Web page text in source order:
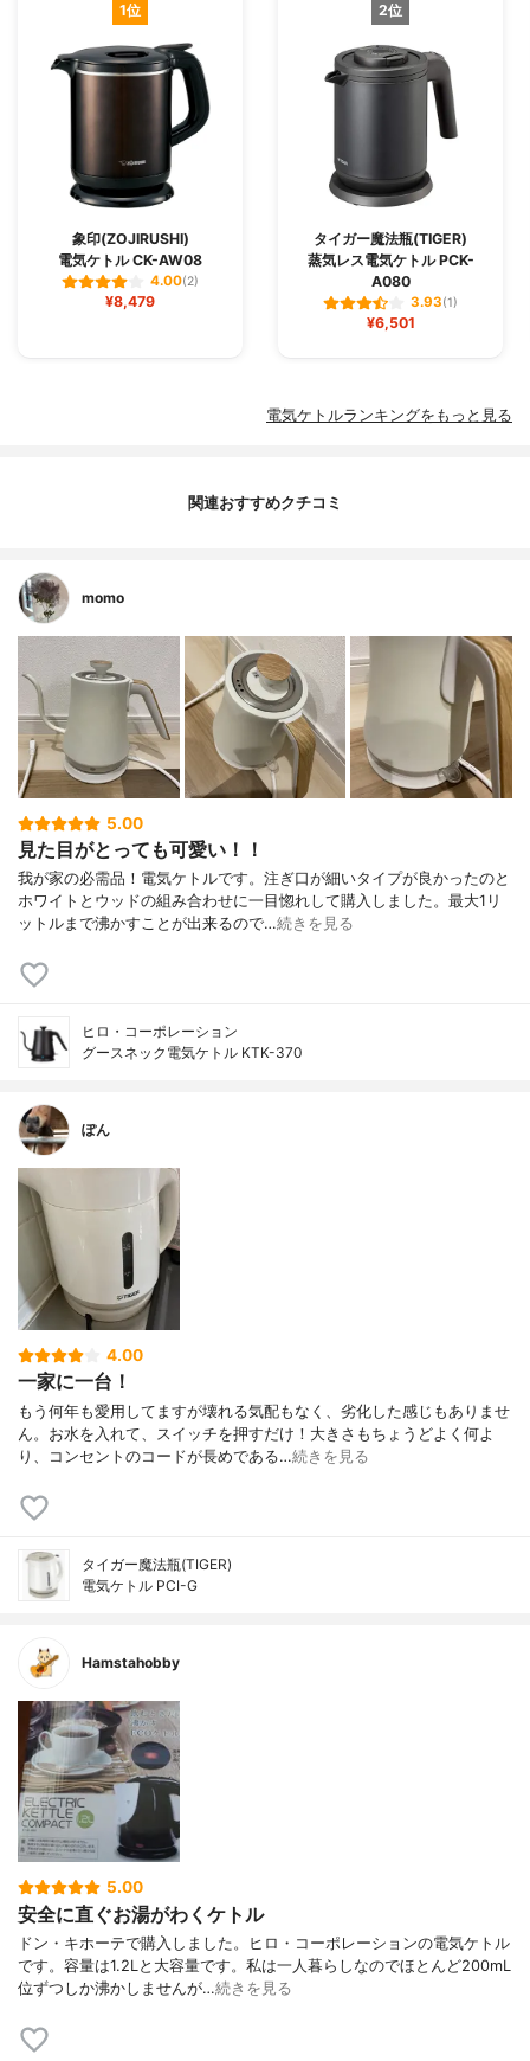
1位
象印(ZOJIRUSHI)
電気ケトル CK-AW08
4.00(2)
¥8,479
2位
タイガー魔法瓶(TIGER)
蒸気レス電気ケトル PCK-
A080
3.93(1)
¥6,501
電気ケトルランキングをもっと見る
関連おすすめクチコミ
momo
5.00
見た目がとっても可愛い！！
我が家の必需品！電気ケトルです。注ぎ口が細いタイプが良かったのと
ホワイトとウッドの組み合わせに一目惚れして購入しました。最大1リ
ットルまで沸かすことが出来るので…続きを見る
ヒロ・コーポレーション
グースネック電気ケトル KTK-370
ぽん
4.00
一家に一台！
もう何年も愛用してますが壊れる気配もなく、劣化した感じもありませ
ん。お水を入れて、スイッチを押すだけ！大きさもちょうどよく何よ
り、コンセントのコードが長めである…続きを見る
タイガー魔法瓶(TIGER)
電気ケトル PCI-G
Hamstahobby
5.00
安全に直ぐお湯がわくケトル
ドン・キホーテで購入しました。ヒロ・コーポレーションの電気ケトル
です。容量は1.2Lと大容量です。私は一人暮らしなのでほとんど200mL
位ずつしか沸かしませんが…続きを見る